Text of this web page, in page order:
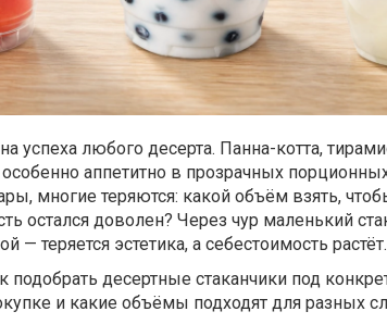
успеха любого десерта. Панна-котта,
аппетитно в прозрачных
многие теряются: какой объём взять,
остался доволен? Через чур маленький
— теряется эстетика, а себестоимость растёт.
подобрать десертные стаканчики под
и какие объёмы подходят для разных